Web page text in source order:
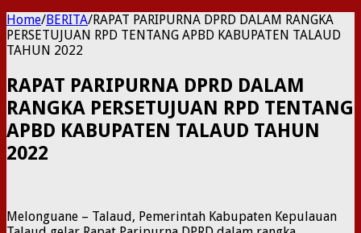
Home/BERITA/RAPAT PARIPURNA DPRD DALAM RANGKA
PERSETUJUAN RPD TENTANG APBD KABUPATEN TALAUD
TAHUN 2022
RAPAT PARIPURNA DPRD DALAM
RANGKA PERSETUJUAN RPD TENTANG
APBD KABUPATEN TALAUD TAHUN
2022
Melonguane – Talaud, Pemerintah Kabupaten Kepulauan